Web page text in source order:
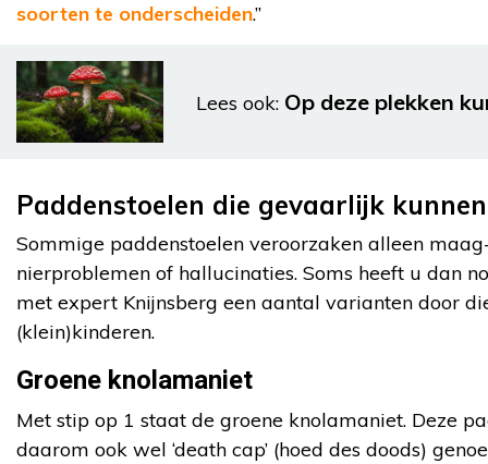
soorten te onderscheiden.’’
Lees ook: Op deze plekken
Paddenstoelen die gevaarlijk
Sommige paddenstoelen veroorzaken alleen
nierproblemen of hallucinaties. Soms heeft u dan
met expert Knijnsberg een aantal varianten door
(klein)kinderen.
Groene knolamaniet
Met stip op 1 staat de groene knolamaniet. Deze
daarom ook wel ‘death cap’ (hoed des doods)